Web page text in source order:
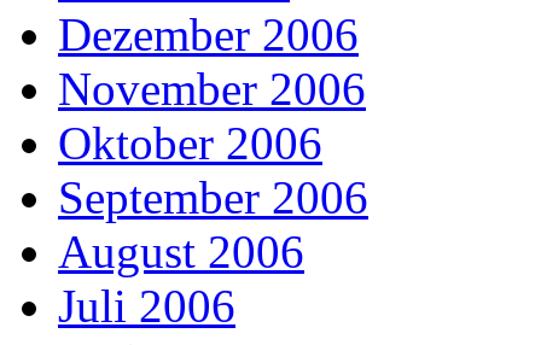
Dezember 2006
November 2006
Oktober 2006
September 2006
August 2006
Juli 2006